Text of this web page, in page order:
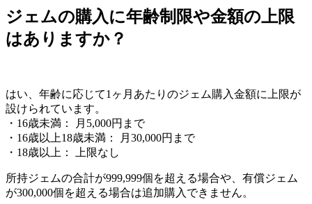
ジェムの購入に年齢制限や金額の上限
はありますか？
はい、年齢に応じて1ヶ月あたりのジェム購入金額に上限が
設けられています。
・16歳未満： 月5,000円まで
・16歳以上18歳未満： 月30,000円まで
・18歳以上： 上限なし
所持ジェムの合計が999,999個を超える場合や、有償ジェム
が300,000個を超える場合は追加購入できません。